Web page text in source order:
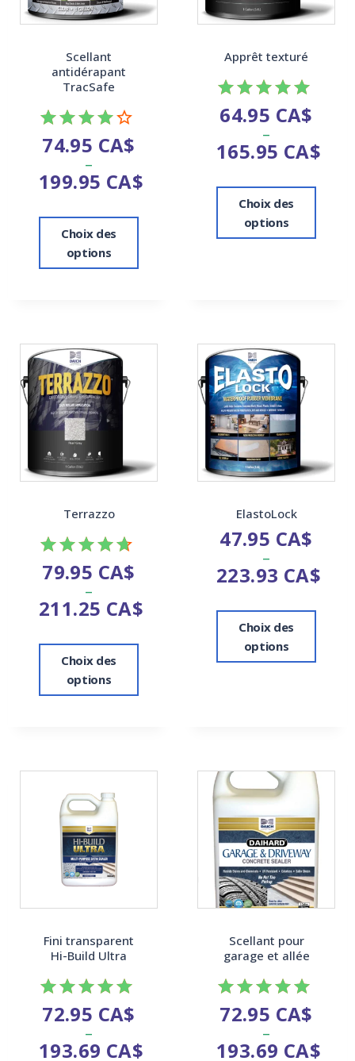
Scellant
antidérapant
TracSafe
Note
4.00
sur 5
74.95 CA$
–
199.95 CA$
Choix des
options
Apprêt texturé
Note
5.00
sur 5
64.95 CA$
–
165.95 CA$
Choix des
options
Terrazzo
Note
4.67
sur 5
79.95 CA$
–
211.25 CA$
Choix des
options
ElastoLock
47.95 CA$
–
223.93 CA$
Choix des
options
Fini transparent
Hi-Build Ultra
Note
5.00
sur 5
72.95 CA$
–
193.69 CA$
Scellant pour
garage et allée
Note
5.00
sur 5
72.95 CA$
–
193.69 CA$